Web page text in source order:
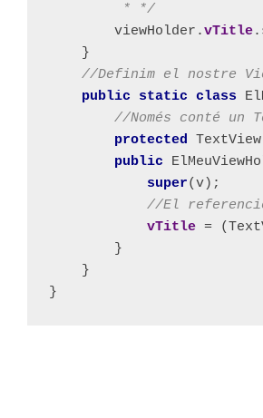
* */
viewHolder.vTitle
}
//Definim el nostre
public static class
//Només conté un
protected TextView
public
super(v);
//El
vTitle =
}
}
}